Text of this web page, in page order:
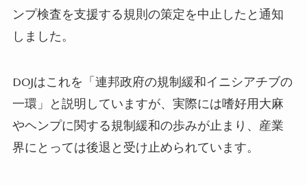
ンプ検査を支援する規則の策定を中止したと通知
しました。
DOJはこれを「連邦政府の規制緩和イニシアチブの
一環」と説明していますが、実際には嗜好用大麻
やヘンプに関する規制緩和の歩みが止まり、産業
界にとっては後退と受け止められています。